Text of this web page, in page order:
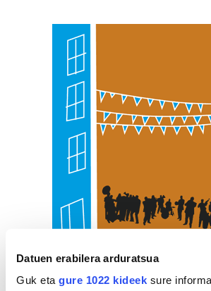
Datuen erabilera arduratsua
Guk eta gure 1022 kideek sure